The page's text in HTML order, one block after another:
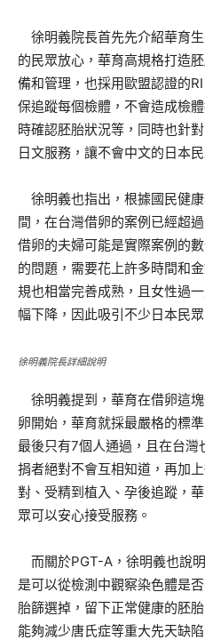
徐明義院長首先先介紹華育
的民眾放心，華育高規格打造
備和管理，也採用歐盟認證的
保追蹤每個檢體，不會造成檢
時確認胚胎狀況等，同時也針
日文服務，讓不會中文的日本
徐明義也指出，根據國民健
間，在台灣借卵的案例已經超
借卵的夫婦可能是實際案例的
的問題，需要花上許多時間和
規也相當完善成熟，且女性過
幅下降，因此吸引不少日本民
徐明義院長詳細說明
徐明義提到，華育在借卵這
卵開始，華育就採最嚴格的標
最後只有7個人通過，且在台灣
捐者絕對不會互相知道，再加
對、受精到植入、孕後追蹤，
眾可以安心接受服務。
而關於PGT-A，徐明義也說
是可以從檢測中觀察染色體是
胎篩選掉，留下正常健康的胚
能夠減少唐氏症等重大先天缺